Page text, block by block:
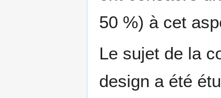
50 %) à cet
Le sujet de la
design a été